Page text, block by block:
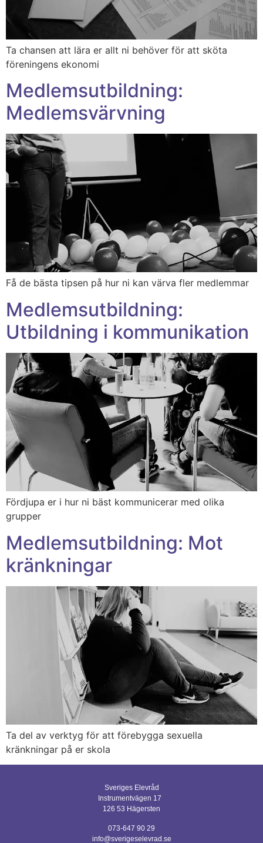
Ta chansen att lära er allt ni behöver för att sköta
föreningens ekonomi
Medlemsutbildning:
Medlemsvärvning
Få de bästa tipsen på hur ni kan värva fler medlemmar
Medlemsutbildning:
Utbildning i kommunikation
Fördjupa er i hur ni bäst kommunicerar med olika
grupper
Medlemsutbildning: Mot
kränkningar
Ta del av verktyg för att förebygga sexuella
kränkningar på er skola
Sveriges Elevråd
Instrumentvägen 17
126 53 Hägersten
073-647 90 29
info@sverigeselevrad.se